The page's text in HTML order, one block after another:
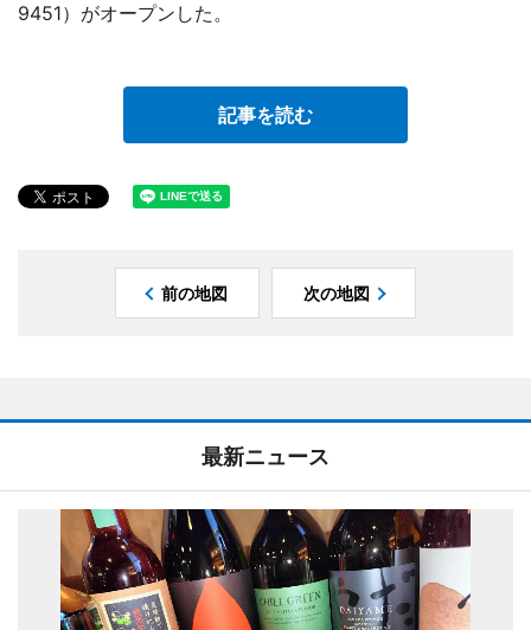
9451）がオープンした。
記事を読む
前の地図 次の地図
最新ニュース